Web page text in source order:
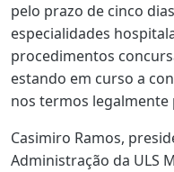
pelo prazo de cinco
especialidades
procedimentos
estando em curso a
nos termos legalmente
Casimiro Ramos,
Administração da ULS